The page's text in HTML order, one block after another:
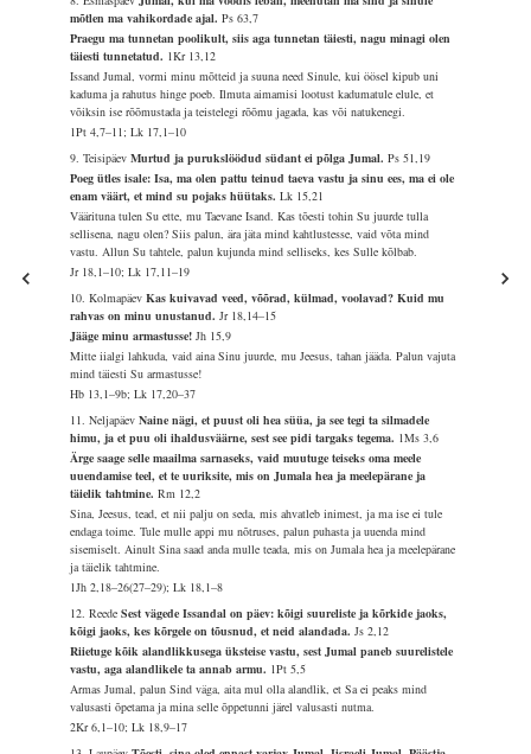
mõtlen ma vahikordade ajal.Ps 63,7
Praegu ma tunnetan poolikult, siis aga tunnetan täiesti, nagu minagi olen
täiesti tunnetatud. 1Kr 13,12
Issand Jumal, vormi minu mõtteid ja suuna need Sinule, kui öösel kipub uni
kaduma ja rahutus hinge poeb. Ilmuta aimamisi lootust kadumatule elule, et
võiksin ise rõõmustada ja teistelegi rõõmu jagada, kas või natukenegi.
1Pt 4,7–11; Lk 17,1–10
9. TeisipäevMurtud ja purukslöödud südant ei põlga Jumal.Ps 51,19
Poeg ütles isale: Isa, ma olen pattu teinud taeva vastu ja sinu ees, ma ei ole
enam väärt, et mind su pojaks hüütaks.Lk 15,21
Väärituna tulen Su ette, mu Taevane Isand. Kas tõesti tohin Su juurde tulla
sellisena, nagu olen? Siis palun, ära jäta mind kahtlustesse, vaid võta mind
vastu. Allun Su tahtele, palun kujunda mind selliseks, kes Sulle kõlbab.
Jr 18,1–10; Lk 17,11–19
10. KolmapäevKas kuivavad veed, võõrad, külmad, voolavad? Kuid mu
rahvas on minu unustanud.Jr 18,14–15
Jääge minu armastusse!Jh 15,9
Mitte iialgi lahkuda, vaid aina Sinu juurde, mu Jeesus, tahan jääda. Palun vajuta
mind täiesti Su armastusse!
Hb 13,1–9b; Lk 17,20–37
11. NeljapäevNaine nägi, et puust oli hea süüa, ja see tegi ta silmadele
himu, ja et puu oli ihaldusväärne, sest see pidi targaks tegema. 1Ms 3,6
Ärge saage selle maailma sarnaseks, vaid muutuge teiseks oma meele
uuendamise teel, et te uuriksite, mis on Jumala hea ja meelepärane ja
täielik tahtmine.Rm 12,2
Sina, Jeesus, tead, et nii palju on seda, mis ahvatleb inimest, ja ma ise ei tule
endaga toime. Tule mulle appi mu nõtruses, palun puhasta ja uuenda mind
sisemiselt. Ainult Sina saad anda mulle teada, mis on Jumala hea ja meelepärane
ja täielik tahtmine.
1Jh 2,18–26(27–29); Lk 18,1–8
12. ReedeSest vägede Issandal on päev: kõigi suureliste ja kõrkide jaoks,
kõigi jaoks, kes kõrgele on tõusnud, et neid alandada.Js 2,12
Riietuge kõik alandlikkusega üksteise vastu, sest Jumal paneb suurelistele
vastu, aga alandlikele ta annab armu. 1Pt 5,5
Armas Jumal, palun Sind väga, aita mul olla alandlik, et Sa ei peaks mind
valusasti õpetama ja mina selle õppetunni järel valusasti nutma.
2Kr 6,1–10; Lk 18,9–17